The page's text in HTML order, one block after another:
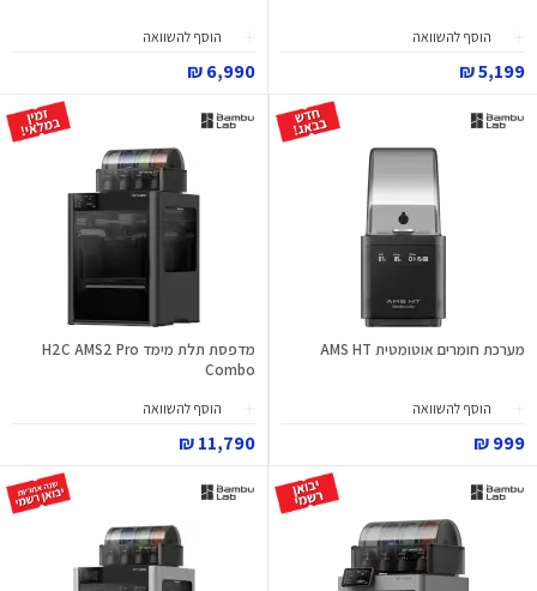
הוסף להשוואה
5,199 ₪
הוסף להשוואה
6,990 ₪
מערכת חומרים אוטומטית AMS HT
הוסף להשוואה
999 ₪
מדפסת תלת מימד H2C AMS2 Pro
Combo
הוסף להשוואה
11,790 ₪